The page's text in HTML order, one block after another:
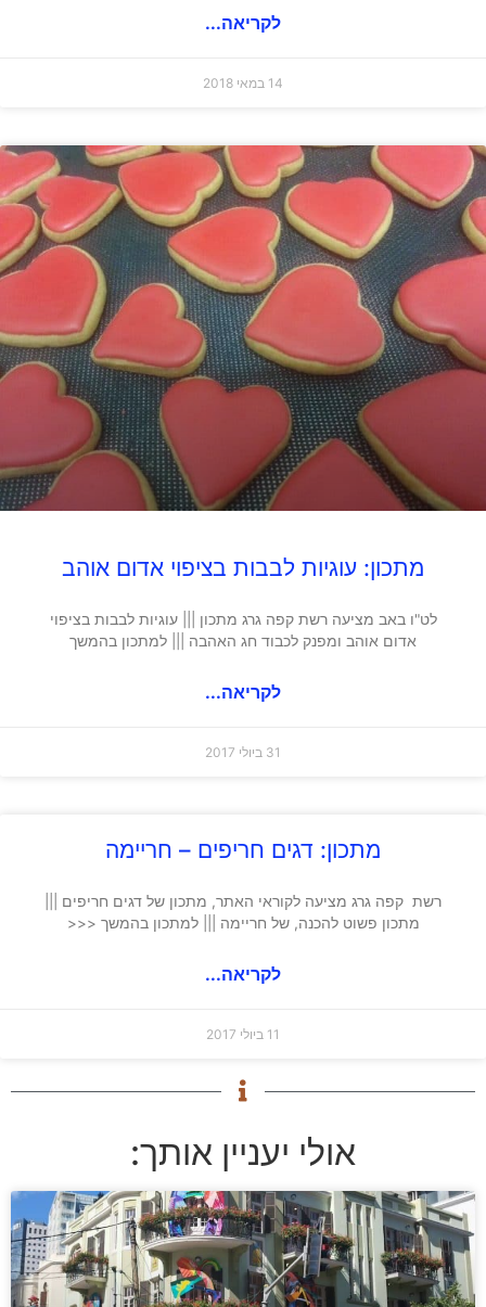
לקריאה...
14 במאי 2018
מתכון: עוגיות לבבות בציפוי אדום אוהב
לט"ו באב מציעה רשת קפה גרג מתכון ||| עוגיות לבבות בציפוי
אדום אוהב ומפנק לכבוד חג האהבה ||| למתכון בהמשך
לקריאה...
31 ביולי 2017
מתכון: דגים חריפים – חריימה
רשת קפה גרג מציעה לקוראי האתר, מתכון של דגים חריפים |||
מתכון פשוט להכנה, של חריימה ||| למתכון בהמשך <<<
לקריאה...
11 ביולי 2017
אולי יעניין אותך: